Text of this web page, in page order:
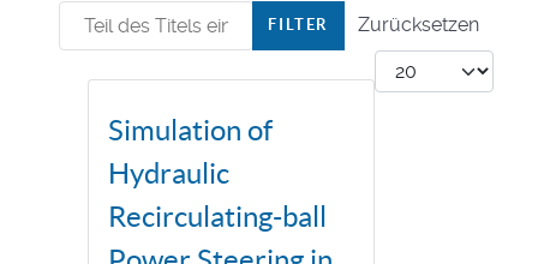
Teil des Titels eingeben FILTER
Zurücksetzen
Anzeige #
Simulation of
Hydraulic
Recirculating-ball